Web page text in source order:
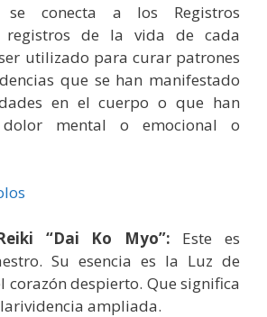
se conecta a los Registros
registros de la vida de cada
utilizado para curar patrones
que se han manifestado
en el cuerpo o que han
mental o emocional o
“Dai Ko Myo”: Este es
Su esencia es la Luz de
corazón despierto. Que significa
ampliada.